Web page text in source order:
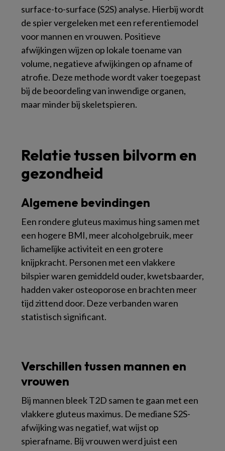
surface-to-surface (S2S) analyse. Hierbij wordt
de spier vergeleken met een referentiemodel
voor mannen en vrouwen. Positieve
afwijkingen wijzen op lokale toename van
volume, negatieve afwijkingen op afname of
atrofie. Deze methode wordt vaker toegepast
bij de beoordeling van inwendige organen,
maar minder bij skeletspieren.
Relatie tussen bilvorm en
gezondheid
Algemene bevindingen
Een rondere gluteus maximus hing samen met
een hogere BMI, meer alcoholgebruik, meer
lichamelijke activiteit en een grotere
knijpkracht. Personen met een vlakkere
bilspier waren gemiddeld ouder, kwetsbaarder,
hadden vaker osteoporose en brachten meer
tijd zittend door. Deze verbanden waren
statistisch significant.
Verschillen tussen mannen en
vrouwen
Bij mannen bleek T2D samen te gaan met een
vlakkere gluteus maximus. De mediane S2S-
afwijking was negatief, wat wijst op
spierafname. Bij vrouwen werd juist een